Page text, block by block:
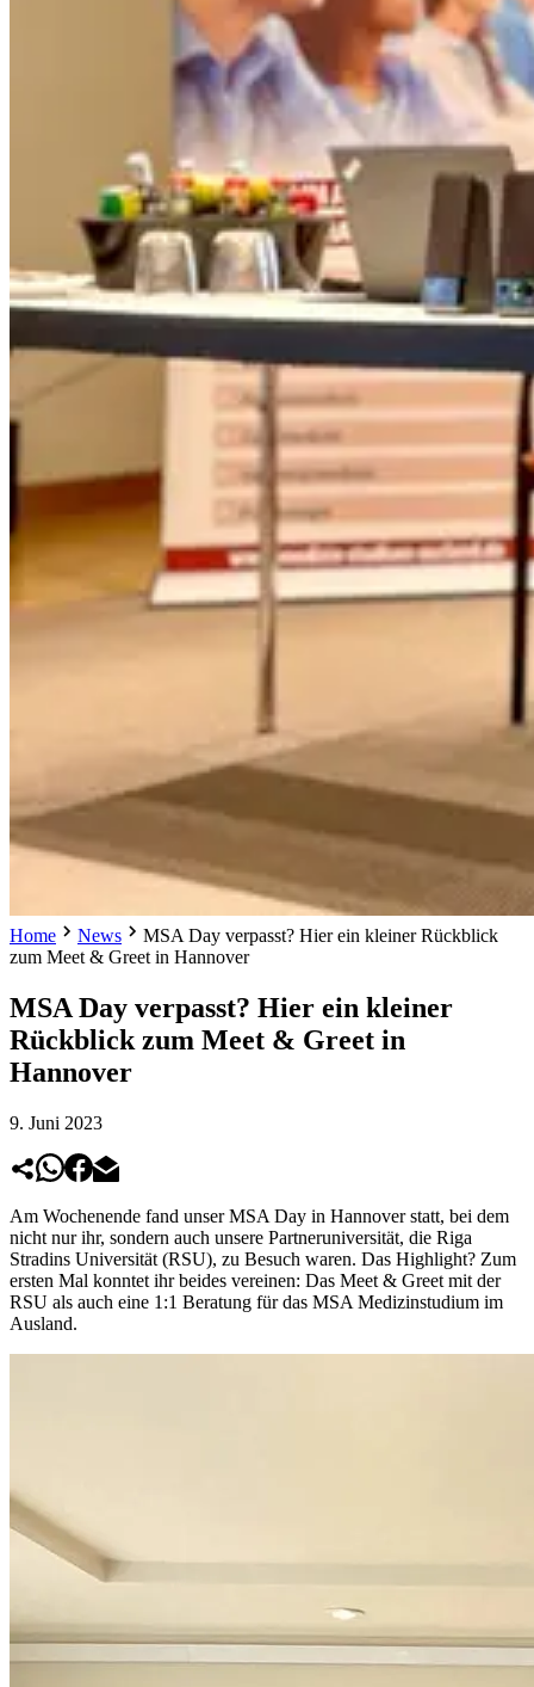
Home News
MSA Day verpasst? Hier ein kleiner Rückblick
zum Meet & Greet in Hannover
MSA Day verpasst? Hier ein kleiner
Rückblick zum Meet & Greet in
Hannover
9. Juni 2023
Am Wochenende fand unser MSA Day in Hannover statt, bei dem
nicht nur ihr, sondern auch unsere Partneruniversität, die Riga
Stradins Universität (RSU), zu Besuch waren. Das Highlight? Zum
ersten Mal konntet ihr beides vereinen: Das Meet & Greet mit der
RSU als auch eine 1:1 Beratung für das MSA Medizinstudium im
Ausland.